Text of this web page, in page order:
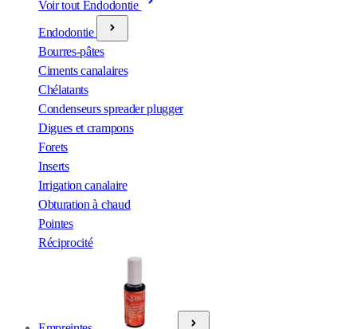
Voir tout Endodontie
Endodontie
Bourres-pâtes
Ciments canalaires
Chélatants
Condenseurs spreader plugger
Digues et crampons
Forets
Inserts
Irrigation canalaire
Obturation à chaud
Pointes
Réciprocité